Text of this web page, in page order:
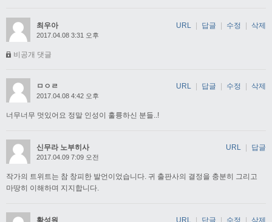
최우아
2017.04.08 3:31 오후
비공개 댓글
URL | 답글 | 수정 | 삭제
ㅁㅇㄹ
2017.04.08 4:42 오후
너무너무 멋있어요 정말 인성이 훌륭하신 분들..!
URL 답글 수정 삭제
신무라 노부히사
2017.04.09 7:09 오전
작가의 트위트는 참 창피한 발언이었습니다. 귀 출판사의 결정을 충분히 그리고
마땅히 이해하며 지지합니다.
URL 답글
황성원 URL 답글 수정 삭제